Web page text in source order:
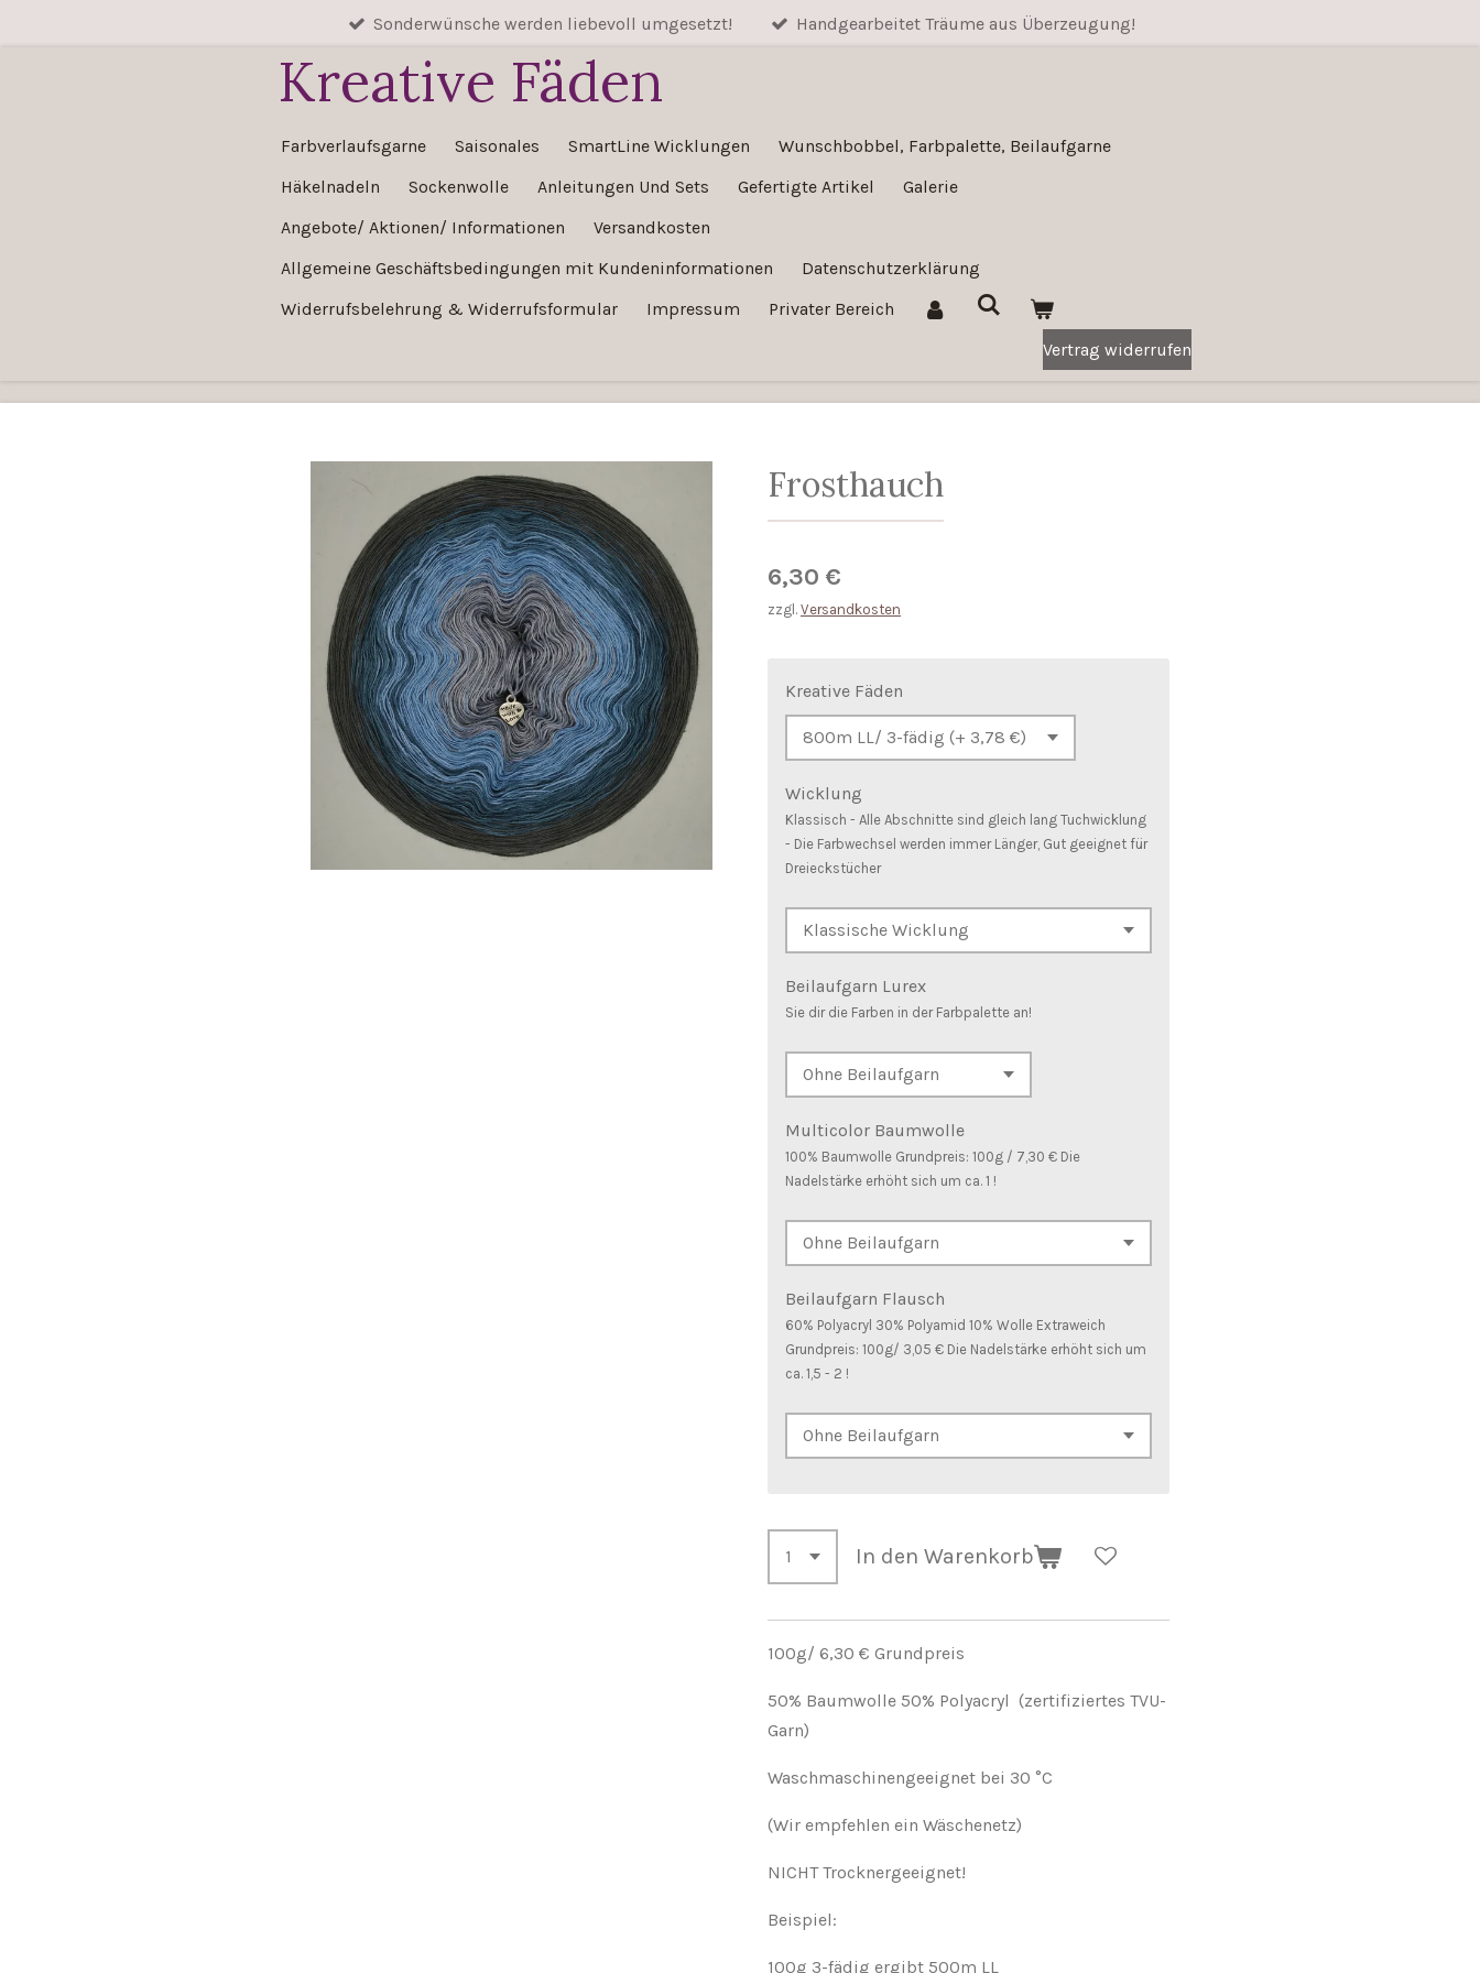
Sonderwünsche werden liebevoll umgesetzt! Handgearbeitet Träume aus Überzeugung!
Kreative Fäden
Farbverlaufsgarne Saisonales SmartLine Wicklungen
Wunschbobbel, Farbpalette, Beilaufgarne
Häkelnadeln
Sockenwolle Anleitungen Und Sets Gefertigte Artikel
Galerie
Angebote/ Aktionen/ Informationen
Versandkosten
Allgemeine Geschäftsbedingungen mit Kundeninformationen
Datenschutzerklärung
Widerrufsbelehrung & Widerrufsformular
Impressum
Privater Bereich
Vertrag widerrufen
Frosthauch
6,30 €
zzgl. Versandkosten
Kreative Fäden
Wicklung
Klassisch - Alle Abschnitte sind gleich lang Tuchwicklung
- Die Farbwechsel werden immer Länger, Gut geeignet für
Dreieckstücher
Beilaufgarn Lurex
Sie dir die Farben in der Farbpalette an!
Multicolor Baumwolle
100% Baumwolle Grundpreis: 100g / 7,30 € Die
Nadelstärke erhöht sich um ca. 1 !
Beilaufgarn Flausch
60% Polyacryl 30% Polyamid 10% Wolle Extraweich
Grundpreis: 100g/ 3,05 € Die Nadelstärke erhöht sich um
ca. 1,5 - 2 !
In den Warenkorb
100g/ 6,30 € Grundpreis
50% Baumwolle 50% Polyacryl (zertifiziertes TVU-
Garn)
Waschmaschinengeeignet bei 30 °C
(Wir empfehlen ein Wäschenetz)
NICHT Trocknergeeignet!
Beispiel:
100g 3-fädig ergibt 500m LL